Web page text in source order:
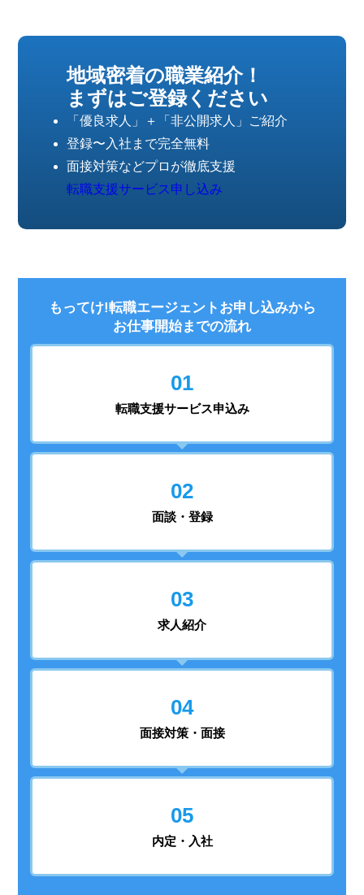
地域密着の職業紹介！
まずはご登録ください
「優良求人」＋「非公開求人」ご紹介
登録〜入社まで完全無料
面接対策などプロが徹底支援
転職支援サービス申し込み
もってけ!転職エージェントお申し込みから
お仕事開始までの流れ
01
転職支援サービス申込み
02
面談・登録
03
求人紹介
04
面接対策・面接
05
内定・入社